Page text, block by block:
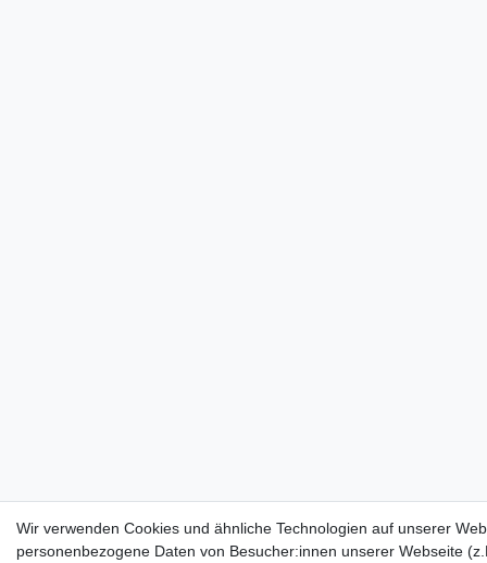
Wir verwenden Cookies und ähnliche Technologien auf unserer
personenbezogene Daten von Besucher:innen unserer Webseite